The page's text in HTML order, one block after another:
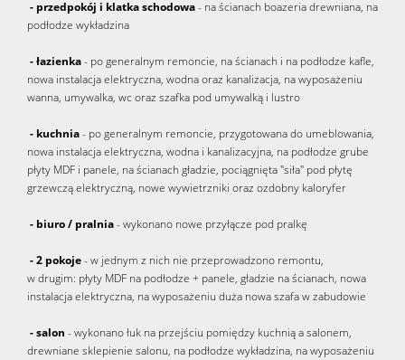
- przedpokój i klatka schodowa- na ścianach boazeria drewniana, na
podłodze wykładzina
- łazienka- po generalnym remoncie, na ścianach i na podłodze kafle,
nowa instalacja elektryczna, wodna oraz kanalizacja, na wyposażeniu
wanna, umywalka, wc oraz szafka pod umywalką i lustro
- kuchnia- po generalnym remoncie, przygotowana do umeblowania,
nowa instalacja elektryczna, wodna i kanalizacyjna, na podłodze grube
płyty MDF i panele, na ścianach gładzie, pociągnięta "siła" pod płytę
grzewczą elektryczną, nowe wywietrzniki oraz ozdobny kaloryfer
- biuro / pralnia- wykonano nowe przyłącze pod pralkę
- 2 pokoje- w jednym z nich nie przeprowadzono remontu,
w drugim: płyty MDF na podłodze + panele, gładzie na ścianach, nowa
instalacja elektryczna, na wyposażeniu duża nowa szafa w zabudowie
- salon - wykonano łuk na przejściu pomiędzy kuchnią a salonem,
drewniane sklepienie salonu, na podłodze wykładzina, na wyposażeniu